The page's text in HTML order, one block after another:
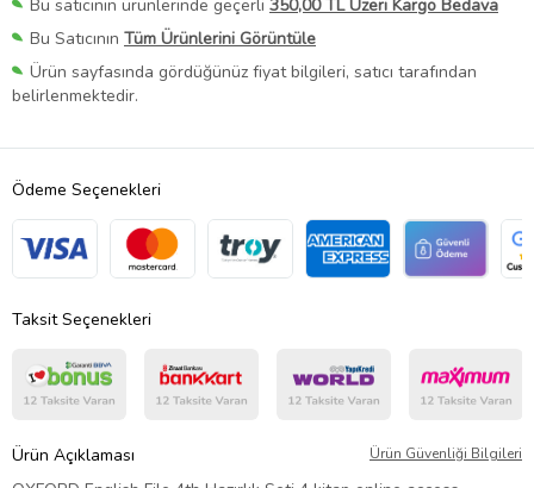
Bu satıcının ürünlerinde geçerli 350,00 TL Üzeri Kargo Bedava
Bu Satıcının Tüm Ürünlerini Görüntüle
Ürün sayfasında gördüğünüz fiyat bilgileri, satıcı tarafından
belirlenmektedir.
Ödeme Seçenekleri
Taksit Seçenekleri
Ürün Açıklaması Ürün Güvenliği Bilgileri